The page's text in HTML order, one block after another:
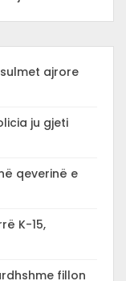
ajrore
ju gjeti
qeverinë e
K-15,
fillon